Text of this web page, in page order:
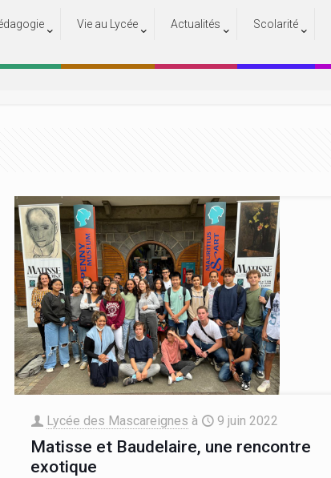
Vie au Lycée Actualités Scolarité
Actualités
Accueil Actualités
Lycée des Mascareignes à 9 juin 2022
Matisse et Baudelaire, une rencontre
exotique